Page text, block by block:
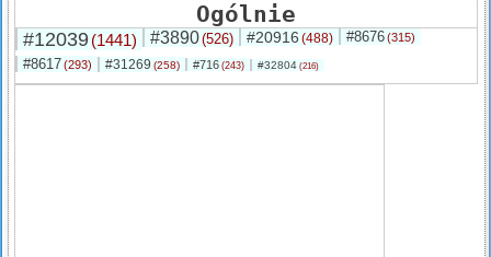
Ogólnie
#12039(1441) #3890(526) #20916 (488) #8676(315)
#8617(293) #31269 (258) #716 (243) #32804 (216)